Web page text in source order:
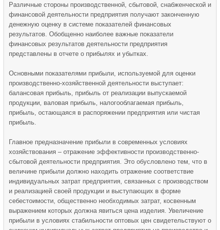
Различные стороны производственной, сбытовой, снабженческой и
финансовой деятельности предприятия получают законченную
денежную оценку в системе показателей финансовых
результатов. Обобщенно наиболее важные показатели
финансовых результатов деятельности предприятия
представлены в отчете о прибылях и убытках.
Основными показателями прибыли, используемой для оценки
производственно-хозяйственной деятельности выступает:
балансовая прибыль, прибыль от реализации выпускаемой
продукции, валовая прибыль, налогооблагаемая прибыль,
прибыль, остающаяся в распоряжении предприятия или чистая
прибыль.
Главное предназначение прибыли в современных условиях
хозяйствования – отражение эффективности производственно-
сбытовой деятельности предприятия. Это обусловлено тем, что в
величине прибыли должно находить отражение соответствие
индивидуальных затрат предприятия, связанных с производством
и реализацией своей продукции и выступающих в форме
себестоимости, общественно необходимых затрат, косвенным
выражением которых должна явиться цена изделия. Увеличение
прибыли в условиях стабильности оптовых цен свидетельствуют о